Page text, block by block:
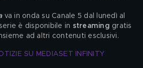
va in onda su Canale 5 dal lunedì al
è disponibile in streaming gratis
ad altri contenuti esclusivi.
SU MEDIASET INFINITY